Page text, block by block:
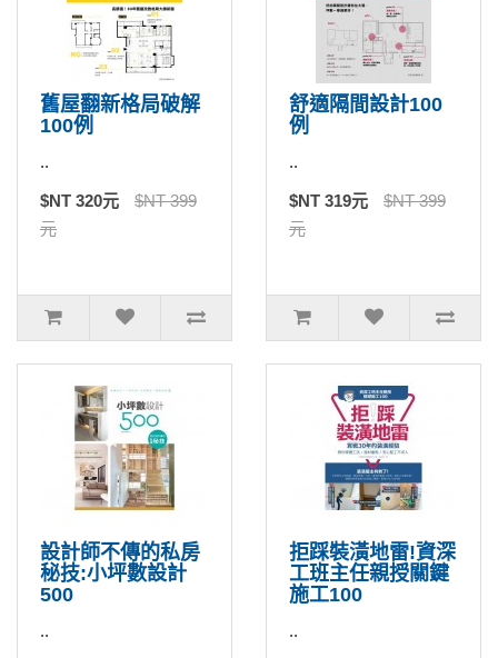
舊屋翻新格局破解
100例
..
$NT 320元
$NT 399
元
舒適隔間設計100
例
..
$NT 319元
$NT 399
元
設計師不傳的私房
秘技:小坪數設計
500
..
拒踩裝潢地雷!資深
工班主任親授關鍵
施工100
..